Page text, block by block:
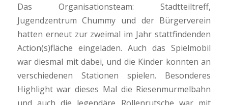
Das Organisationsteam: Stadtteiltreff,
Jugendzentrum Chummy und der Bürgerverein
hatten erneut zur zweimal im Jahr stattfindenden
Action(s)fläche eingeladen. Auch das Spielmobil
war diesmal mit dabei, und die Kinder konnten an
verschiedenen Stationen spielen. Besonderes
Highlight war dieses Mal die Riesenmurmelbahn
und auch die legendäre Rollenrutsche war mit